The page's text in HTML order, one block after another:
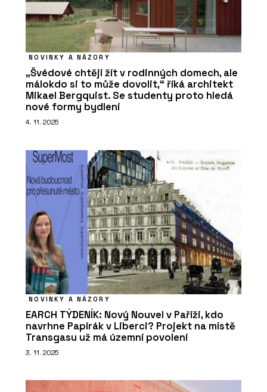
NOVINKY A NÁZORY
„Švédové chtějí žít v rodinných domech, ale
málokdo si to může dovolit,“ říká architekt
Mikael Bergquist. Se studenty proto hledá
nové formy bydlení
4. 11. 2025
NOVINKY A NÁZORY
EARCH TÝDENÍK: Nový Nouvel v Paříži, kdo
navrhne Papírák v Liberci? Projekt na místě
Transgasu už má územní povolení
3. 11. 2025